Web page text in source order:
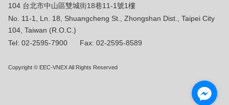
104 台北市中山區雙城街18巷11-1號1樓
No. 11-1, Ln. 18, Shuangcheng St., Zhongshan Dist., Taipei City
104, Taiwan (R.O.C.)
Tel: 02-2595-7900 Fax: 02-2595-8589
Copyright © EEC-VNEX All Rights Reserved